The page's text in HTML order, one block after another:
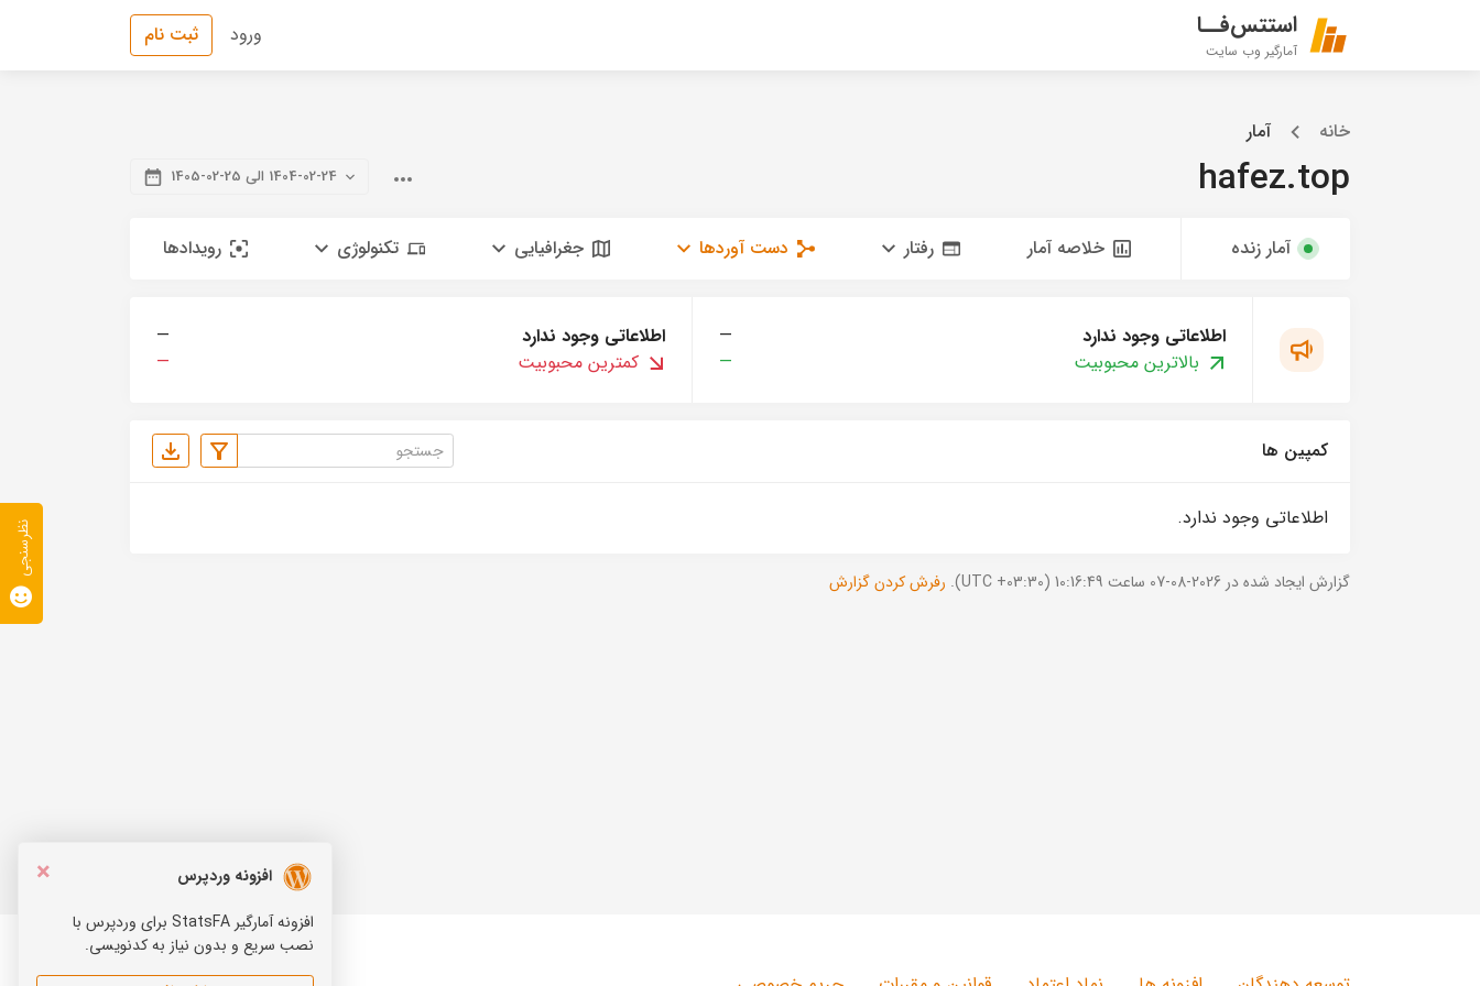
استتس‌فــا
آمارگیر وب سایت
ورود ثبت نام
خانه آمار
hafez.top 1404-02-24 الی 25-02-1405
آمار زنده خلاصه آمار رفتار دست آوردها جغرافیایی تکنولوژی رویدادها
اطلاعاتی وجود ندارد
—
بالاترین محبوبیت
—
اطلاعاتی وجود ندارد
—
کمترین محبوبیت
—
کمپین ها
اطلاعاتی وجود ندارد.
گزارش ایجاد شده در 2026-08-07 ساعت 10:16:49 (UTC +03:30). رفرش کردن گزارش
×
افزونه وردپرس
افزونه آمارگیر StatsFA برای وردپرس با
نصب سریع و بدون نیاز به کدنویسی.
نظرسنجی